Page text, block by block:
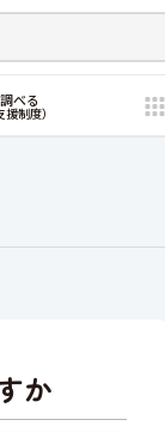
べる
援制度）
か